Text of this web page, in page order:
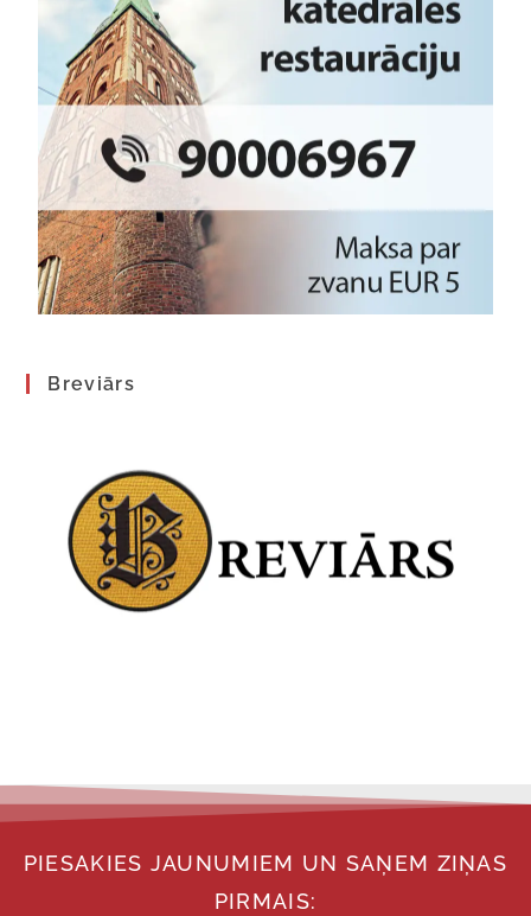
Breviārs
PIESAKIES JAUNUMIEM UN SAŅEM ZIŅAS
PIRMAIS: